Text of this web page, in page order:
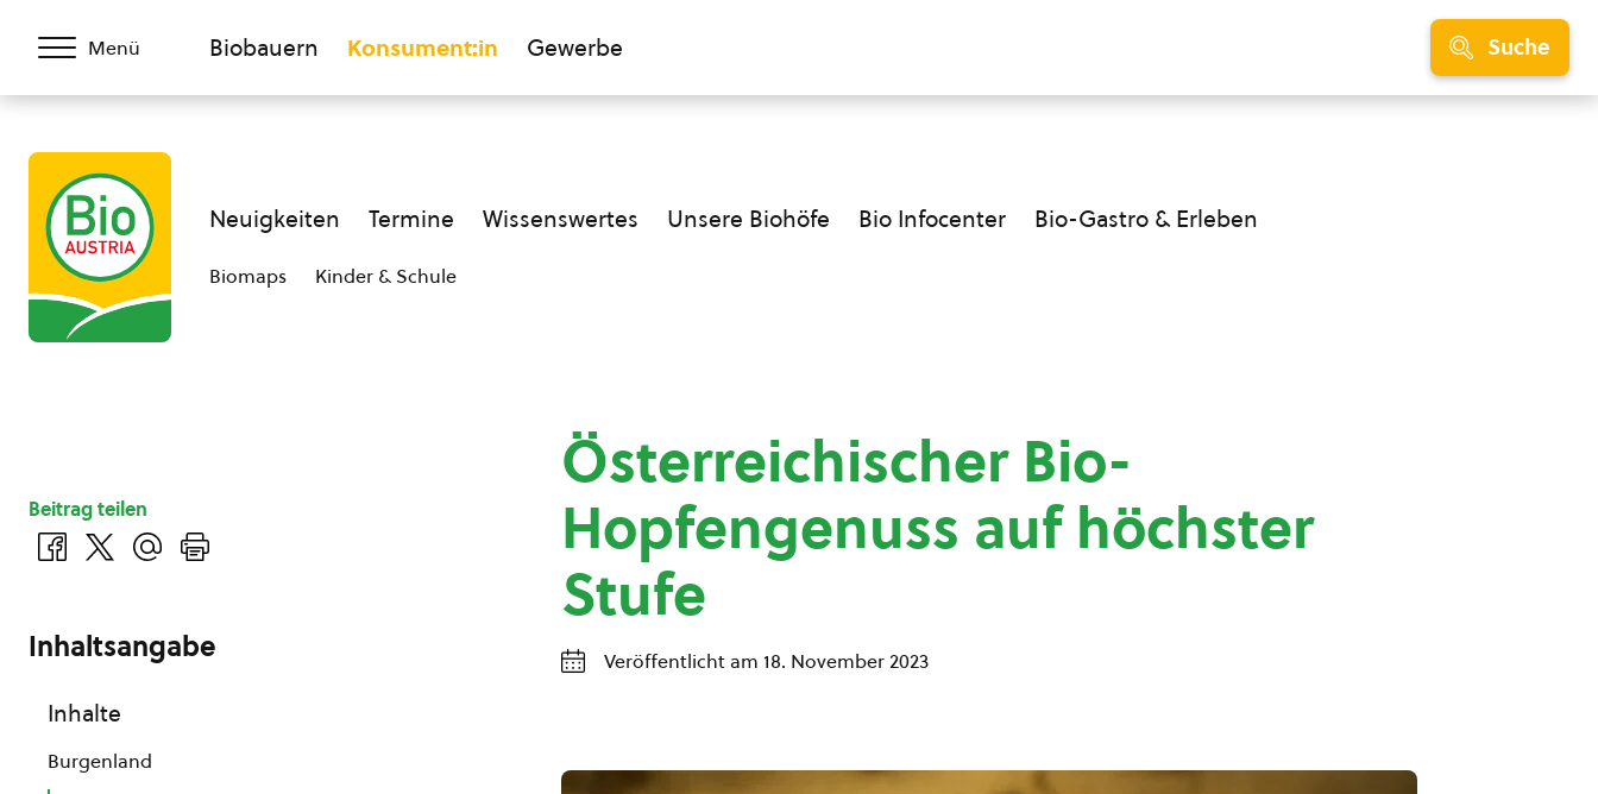
Menü Biobauern Konsument:in Gewerbe Suche
Neuigkeiten Termine Wissenswertes Unsere Biohöfe Bio Infocenter Bio-Gastro & Erleben
Biomaps Kinder & Schule
Österreichischer Bio-
Hopfengenuss auf höchster
Stufe
Veröffentlicht am 18. November 2023
Beitrag teilen
Inhaltsangabe
Inhalte
Burgenland